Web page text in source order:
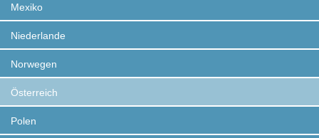
Mexiko
Niederlande
Norwegen
Österreich
Polen